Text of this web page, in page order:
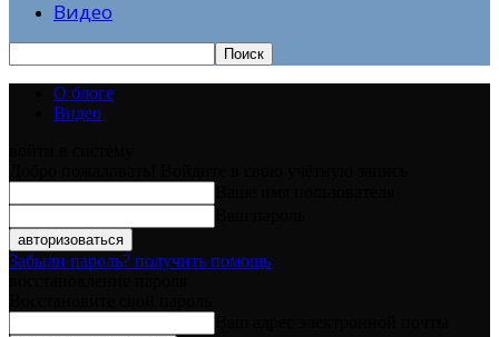
Видео
О блоге
Видео
Забыли пароль? получить помощь